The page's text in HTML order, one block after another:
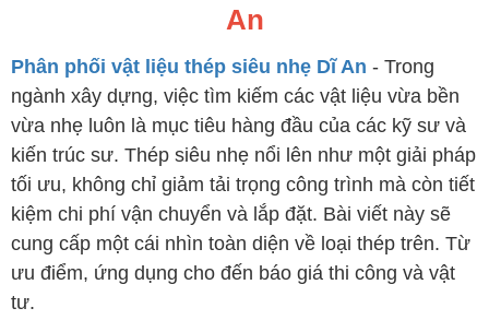
An
Phân phối vật liệu thép siêu nhẹ Dĩ An - Trong
ngành xây dựng, việc tìm kiếm các vật liệu vừa bền
vừa nhẹ luôn là mục tiêu hàng đầu của các kỹ sư và
kiến trúc sư. Thép siêu nhẹ nổi lên như một giải pháp
tối ưu, không chỉ giảm tải trọng công trình mà còn tiết
kiệm chi phí vận chuyển và lắp đặt. Bài viết này sẽ
cung cấp một cái nhìn toàn diện về loại thép trên. Từ
ưu điểm, ứng dụng cho đến báo giá thi công và vật
tư.